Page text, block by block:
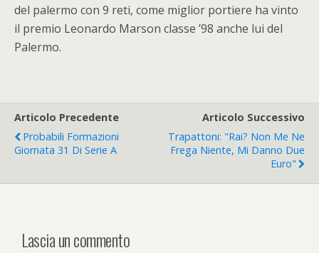
del palermo con 9 reti, come miglior portiere ha vinto
il premio Leonardo Marson classe ’98 anche lui del
Palermo.
Articolo Precedente
Probabili Formazioni
Giornata 31 Di Serie A
Articolo Successivo
Trapattoni: "Rai? Non Me Ne
Frega Niente, Mi Danno Due
Euro"
Lascia un commento